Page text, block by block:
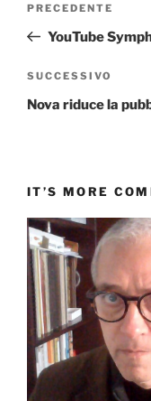
Articolo
precedente:
PRECEDENTE
YouTube
Articolo
successivo
SUCCESSIVO
Nova riduce la
IT’S MORE